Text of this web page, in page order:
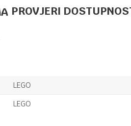
PROVJERI
LEGO
LEGO
LEGO